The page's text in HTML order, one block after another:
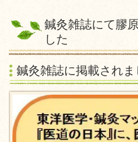
鍼灸雑誌にて膠
した
鍼灸雑誌に掲載されま